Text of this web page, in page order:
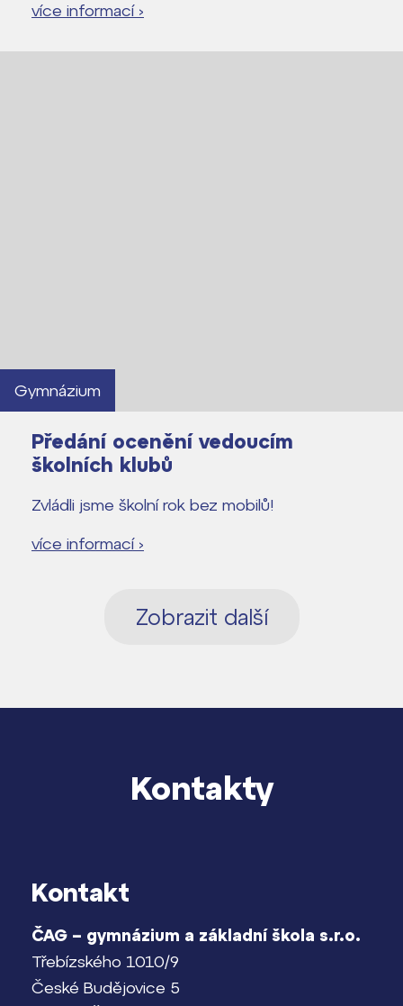
více informací ›
Gymnázium
Předání ocenění vedoucím
školních klubů
Zvládli jsme školní rok bez mobilů!
více informací ›
Zobrazit další
Kontakty
Kontakt
ČAG – gymnázium a základní škola s.r.o.
Třebízského 1010/9
České Budějovice 5